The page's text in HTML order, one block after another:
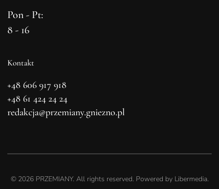
Pon - Pt:
8 - 16
Kontakt
+48 606 917 918
+48 61 424 24 24
redakcja@przemiany.gniezno.pl
© 2026PRZEMIANY. All rights reserved. Powered by Libermedia.